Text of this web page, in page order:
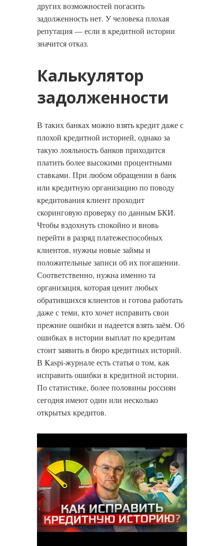
других возможностей погасить
задолженность нет. У человека плохая
репутация — если в кредитной истории
значится отказ.
Калькулятор
задолженности
В таких банках можно взять кредит даже с
плохой кредитной историей, однако за
такую лояльность банков приходится
платить более высокими процентными
ставками. При любом обращении в банк
или кредитную организацию по поводу
кредитования клиент проходит
скоринговую проверку по данным БКИ.
Чтобы вздохнуть спокойно и вновь
перейти в разряд платежеспособных
клиентов, нужны новые займы и
положительные записи об их погашении.
Соответственно, нужна именно та
организация, которая ценит любых
обратившихся клиентов и готова работать
даже с теми, кто хочет исправить свои
прежние ошибки и надеется взять заём. Об
ошибках в истории выплат по кредитам
стоит заявить в бюро кредитных историй.
В Kaspi-журнале есть статья о том, как
исправить ошибки в кредитной истории.
По статистике, более половины россиян
сегодня имеют один или несколько
открытых кредитов.